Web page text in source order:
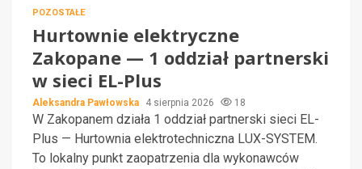
POZOSTAŁE
Hurtownie elektryczne
Zakopane — 1 oddział partnerski
w sieci EL-Plus
Aleksandra Pawłowska 4 sierpnia 2026 18
W Zakopanem działa 1 oddział partnerski sieci EL-
Plus — Hurtownia elektrotechniczna LUX-SYSTEM.
To lokalny punkt zaopatrzenia dla wykonawców